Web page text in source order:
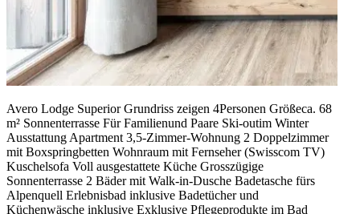
Avero Lodge Superior Grundriss zeigen 4Personen Größeca. 68
m² Sonnen­terrasse Für Familienund Paare Ski-outim Winter
Ausstattung Apartment 3,5-Zimmer-Wohnung 2 Doppelzimmer
mit Boxspringbetten Wohnraum mit Fernseher (Swisscom TV)
Kuschelsofa Voll ausgestattete Küche Grosszügige
Sonnenterrasse 2 Bäder mit Walk-in-Dusche Badetasche fürs
Alpenquell Erlebnisbad inklusive Badetücher und
Küchenwäsche inklusive Exklusive Pflegeprodukte im Bad